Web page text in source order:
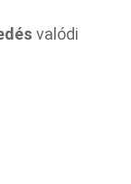
valódi